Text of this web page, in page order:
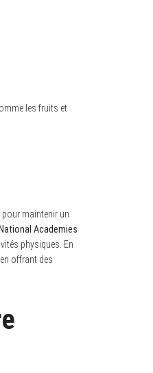
les fruits et
maintenir un
National Academies
physiques. En
offrant des